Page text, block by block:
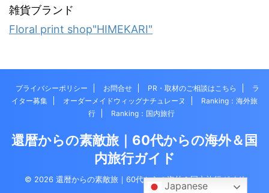
雑貨ブランド
Floral print shop"HIMEKARI"
プライバシーポリシー お問合せ PR・取材のご相談はこちら
ラ
イター募集
オーダーメイドウィッグナチュレーヌ
Ranking：海外旅
行
Ranking：国内旅行
還暦からの素敵旅｜60代からの海外＆国
内旅行ガイド
© 2026 還暦からの素敵旅｜60代からの海外＆国内旅行ガイド
Japanese